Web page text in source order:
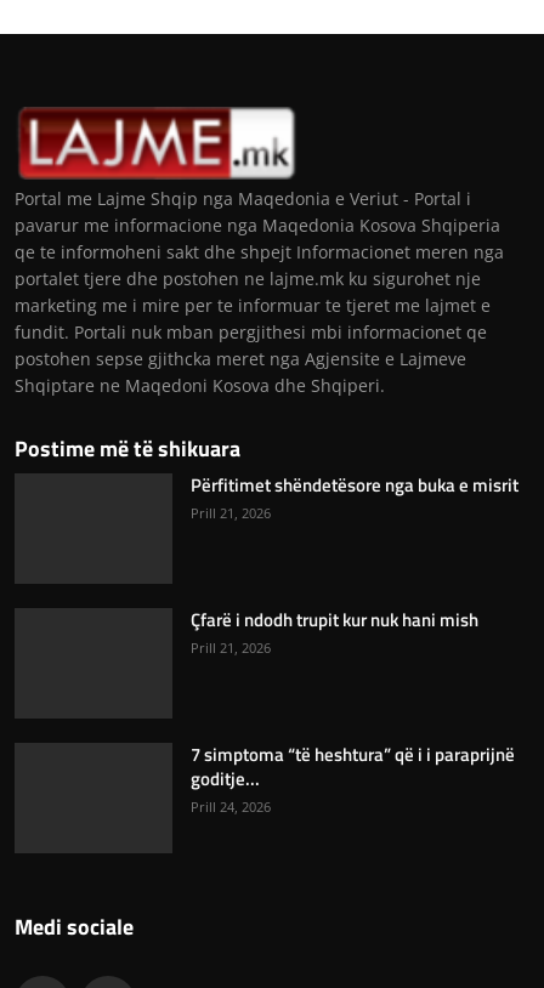
Portal me Lajme Shqip nga Maqedonia e Veriut - Portal i
pavarur me informacione nga Maqedonia Kosova Shqiperia
qe te informoheni sakt dhe shpejt Informacionet meren nga
portalet tjere dhe postohen ne lajme.mk ku sigurohet nje
marketing me i mire per te informuar te tjeret me lajmet e
fundit. Portali nuk mban pergjithesi mbi informacionet qe
postohen sepse gjithcka meret nga Agjensite e Lajmeve
Shqiptare ne Maqedoni Kosova dhe Shqiperi.
Postime më të shikuara
Përfitimet shëndetësore nga buka e misrit
Prill 21, 2026
Çfarë i ndodh trupit kur nuk hani mish
Prill 21, 2026
7 simptoma “të heshtura” që i i paraprijnë
goditje...
Prill 24, 2026
Medi sociale